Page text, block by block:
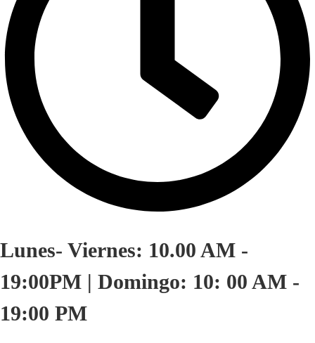
Lunes- Viernes: 10.00 AM -
19:00PM | Domingo: 10: 00 AM -
19:00 PM